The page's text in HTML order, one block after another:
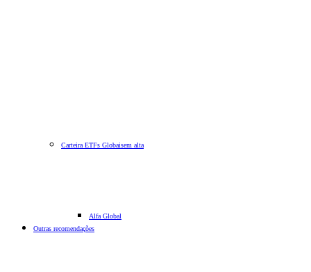
Carteira ETFs Globaisem alta
Alfa Global
Outras recomendações